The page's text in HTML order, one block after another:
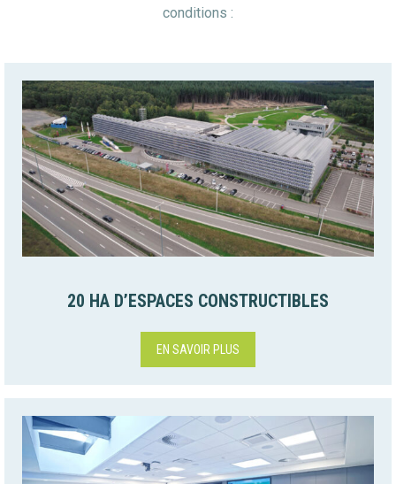
conditions :
20 HA D’ESPACES CONSTRUCTIBLES
EN SAVOIR PLUS